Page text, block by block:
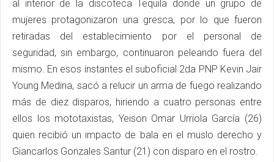
al interior de la discoteca Tequila donde un grupo de
mujeres protagonizaron una gresca, por lo que fueron
retiradas del establecimiento por el personal de
seguridad, sin embargo, continuaron peleando fuera del
mismo. En esos instantes el suboficial 2da PNP Kevin Jair
Young Medina, sacó a relucir un arma de fuego realizando
más de diez disparos, hiriendo a cuatro personas entre
ellos los mototaxistas, Yeison Omar Urriola García (26)
quien recibió un impacto de bala en el muslo derecho y
Giancarlos Gonzales Santur (21) con disparo en el rostro.